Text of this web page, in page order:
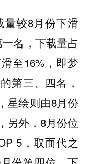
量较8月份下滑
名，下载量占
至16%，即梦
第三、四名，
星绘则由8月份
另外，8月份位
5，取而代之